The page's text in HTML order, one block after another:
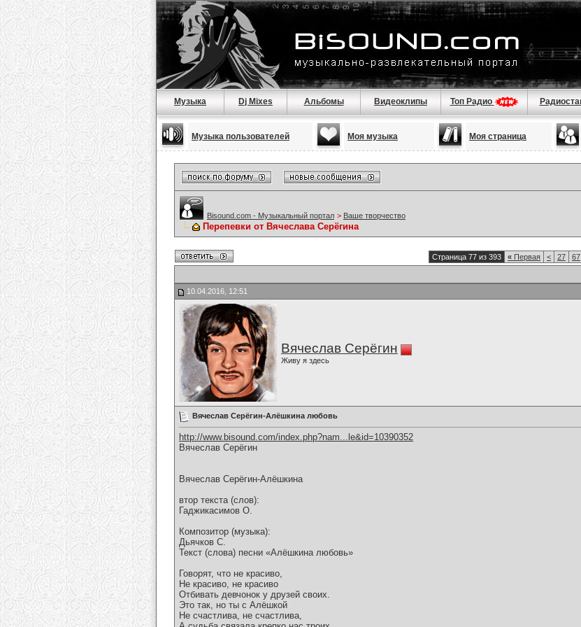
Музыка Dj Mixes Альбомы Видеоклипы Топ Радио
Музыка пользователей Моя музыка Моя страница
Bisound.com - Музыкальный портал > Ваше творчество
Перепевки от Вячеслава Серёгина
Страница 77 из 393 « Первая < 27 67
10.04.2016, 12:51
Вячеслав Серёгин
Живу я здесь
Вячеслав Серёгин-Алёшкина любовь
http://www.bisound.com/index.php?nam...le&id=10390352
Вячеслав Серёгин
Вячеслав Серёгин-Алёшкина
втор текста (слов):
Гаджикасимов О.
Композитор (музыка):
Дьячков С.
Текст (слова) песни «Алёшкина любовь»
Говорят, что не красиво,
Не красиво, не красиво
Отбивать девчонок у друзей своих.
Это так, но ты с Алёшкой
Не счастлива, не счастлива,